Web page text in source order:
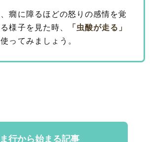
癇に障るほどの怒りの感情を覚
様子を見た時、
「虫酸が走る」
ってみましょう。
ま行から始まる記事